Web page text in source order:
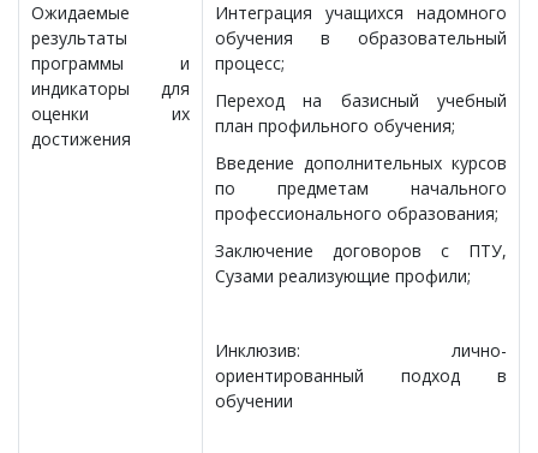
Ожидаемые
результаты
программы и
индикаторы для
оценки их
достижения
Интеграция учащихся надомного
обучения в образовательный
процесс;
Переход на базисный учебный
план профильного обучения;
Введение дополнительных курсов
по предметам начального
профессионального образования;
Заключение договоров с ПТУ,
Сузами реализующие профили;
Инклюзив: лично-
ориентированный подход в
обучении